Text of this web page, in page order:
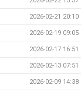
2026-02-21 20:10
2026-02-19 09:05
2026-02-17 16:51
2026-02-13 07:51
2026-02-09 14:38